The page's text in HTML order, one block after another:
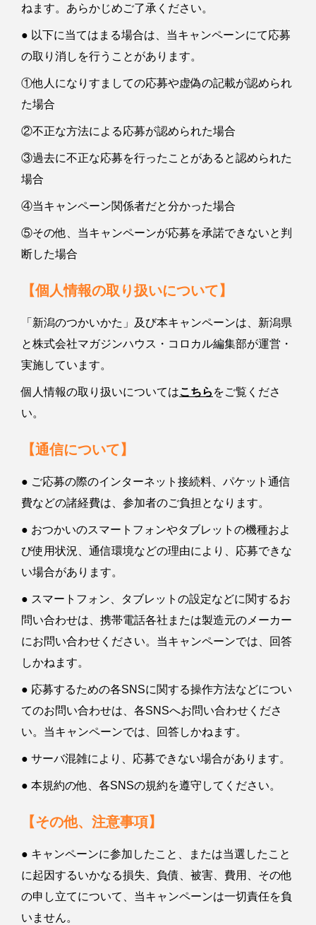
ねます。あらかじめご了承ください。
● 以下に当てはまる場合は、当キャンペーンにて応募
の取り消しを行うことがあります。
①他人になりすましての応募や虚偽の記載が認められ
た場合
②不正な方法による応募が認められた場合
③過去に不正な応募を行ったことがあると認められた
場合
④当キャンペーン関係者だと分かった場合
⑤その他、当キャンペーンが応募を承諾できないと判
断した場合
【個人情報の取り扱いについて】
「新潟のつかいかた」及び本キャンペーンは、新潟県
と株式会社マガジンハウス・コロカル編集部が運営・
実施しています。
個人情報の取り扱いについてはこちら をご覧くださ
い。
【通信について】
● ご応募の際のインターネット接続料、パケット通信
費などの諸経費は、参加者のご負担となります。
● おつかいのスマートフォンやタブレットの機種およ
び使用状況、通信環境などの理由により、応募できな
い場合があります。
● スマートフォン、タブレットの設定などに関するお
問い合わせは、携帯電話各社または製造元のメーカー
にお問い合わせください。当キャンペーンでは、回答
しかねます。
● 応募するための各SNSに関する操作方法などについ
てのお問い合わせは、各SNSへお問い合わせくださ
い。当キャンペーンでは、回答しかねます。
● サーバ混雑により、応募できない場合があります。
● 本規約の他、各SNSの規約を遵守してください。
【その他、注意事項】
● キャンペーンに参加したこと、または当選したこと
に起因するいかなる損失、負債、被害、費用、その他
の申し立てについて、当キャンペーンは一切責任を負
いません。